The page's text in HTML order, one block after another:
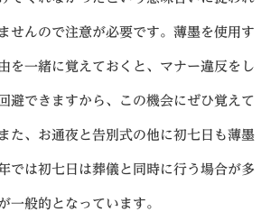
せんので注意が必要です。薄墨を使用す
を一緒に覚えておくと、マナー違反をし
避できますから、この機会にぜひ覚えて
た、お通夜と告別式の他に初七日も薄墨
では初七日は葬儀と同時に行う場合が多
一般的となっています。